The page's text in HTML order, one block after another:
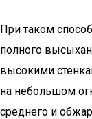
При таком
полного
высокими
на небольшом
среднего и